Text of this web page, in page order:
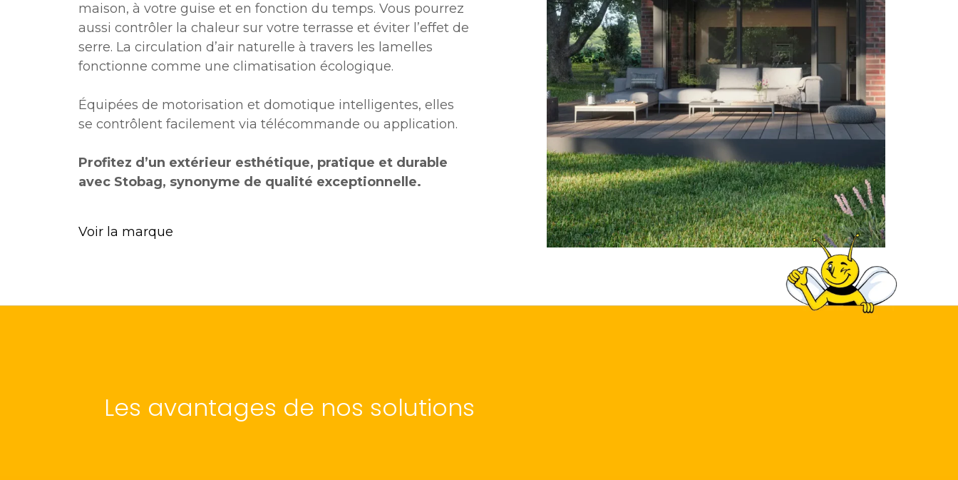
maison, à votre guise et en fonction du temps. Vous pourrez
aussi contrôler la chaleur sur votre terrasse et éviter l’effet de
serre. La circulation d’air naturelle à travers les lamelles
fonctionne comme une climatisation écologique.
Équipées de motorisation et domotique intelligentes, elles
se contrôlent facilement via télécommande ou application.
Profitez d’un extérieur esthétique, pratique et durable
avec Stobag, synonyme de qualité exceptionnelle.
Voir la marque
Les avantages de nos solutions